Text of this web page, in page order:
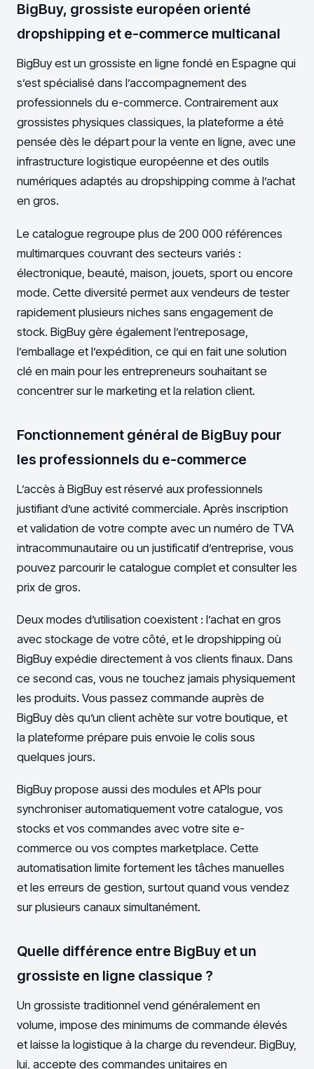
BigBuy, grossiste européen orienté
dropshipping et e-commerce multicanal
BigBuy est un grossiste en ligne fondé en Espagne qui
s’est spécialisé dans l’accompagnement des
professionnels du e-commerce. Contrairement aux
grossistes physiques classiques, la plateforme a été
pensée dès le départ pour la vente en ligne, avec une
infrastructure logistique européenne et des outils
numériques adaptés au dropshipping comme à l’achat
en gros.
Le catalogue regroupe plus de 200 000 références
multimarques couvrant des secteurs variés :
électronique, beauté, maison, jouets, sport ou encore
mode. Cette diversité permet aux vendeurs de tester
rapidement plusieurs niches sans engagement de
stock. BigBuy gère également l’entreposage,
l’emballage et l’expédition, ce qui en fait une solution
clé en main pour les entrepreneurs souhaitant se
concentrer sur le marketing et la relation client.
Fonctionnement général de BigBuy pour
les professionnels du e-commerce
L’accès à BigBuy est réservé aux professionnels
justifiant d’une activité commerciale. Après inscription
et validation de votre compte avec un numéro de TVA
intracommunautaire ou un justificatif d’entreprise, vous
pouvez parcourir le catalogue complet et consulter les
prix de gros.
Deux modes d’utilisation coexistent : l’achat en gros
avec stockage de votre côté, et le dropshipping où
BigBuy expédie directement à vos clients finaux. Dans
ce second cas, vous ne touchez jamais physiquement
les produits. Vous passez commande auprès de
BigBuy dès qu’un client achète sur votre boutique, et
la plateforme prépare puis envoie le colis sous
quelques jours.
BigBuy propose aussi des modules et APIs pour
synchroniser automatiquement votre catalogue, vos
stocks et vos commandes avec votre site e-
commerce ou vos comptes marketplace. Cette
automatisation limite fortement les tâches manuelles
et les erreurs de gestion, surtout quand vous vendez
sur plusieurs canaux simultanément.
Quelle différence entre BigBuy et un
grossiste en ligne classique ?
Un grossiste traditionnel vend généralement en
volume, impose des minimums de commande élevés
et laisse la logistique à la charge du revendeur. BigBuy,
lui, accepte des commandes unitaires en